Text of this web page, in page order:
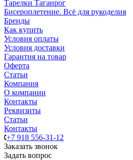
Тарелки Таганрог
Бисероплетение. Всё для рукоделия
Бренды
Как купить
Условия оплаты
Условия доставки
Гарантия на товар
Оферта
Статьи
Компания
О компании
Контакты
Реквизиты
Статьи
Контакты
+7 918 556-31-12
Заказать звонок
Задать вопрос